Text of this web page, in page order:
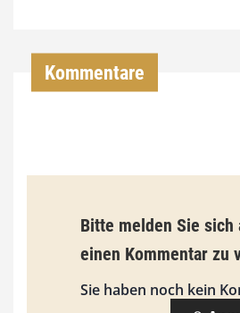
€
i
s
9
Kommentare
Bitte melden Sie sich
einen Kommentar zu
Sie haben noch kein